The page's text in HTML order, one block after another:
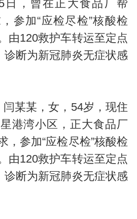
日，曾在正大食品厂帮
参加“应检尽检”核酸检
由120救护车转运至定点
诊断为新冠肺炎无症状感
某某，女，54岁，现住
港湾小区，正大食品厂
，参加“应检尽检”核酸检
由120救护车转运至定点
诊断为新冠肺炎无症状感